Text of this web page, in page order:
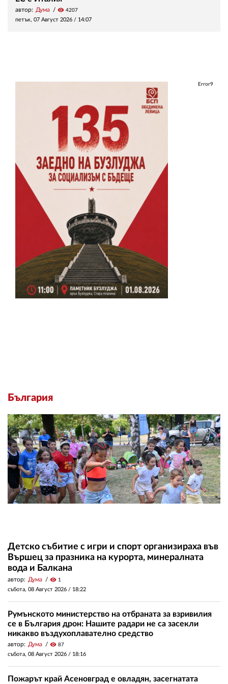
автор: Дума visibility 4207
петък, 07 Август 2026 / 14:07
Error9
България
Детско събитие с игри и спорт организираха във
Вършец за празника на курорта, минералната
вода и Балкана
автор: Дума visibility 1
събота, 08 Август 2026 / 18:22
Румънското министерство на отбраната за взривилия
се в България дрон: Нашите радари не са засекли
никакво въздухоплавателно средство
автор: Дума visibility 87
събота, 08 Август 2026 / 18:16
Пожарът край Асеновград е овладян, засегнатата